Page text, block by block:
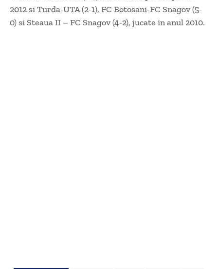
2012 si Turda-UTA (2-1), FC Botosani-FC Snagov (5-
0) si Steaua II – FC Snagov (4-2), jucate in anul 2010.